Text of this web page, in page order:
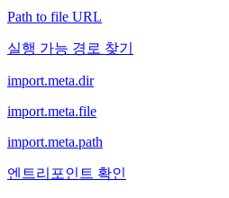
Path to file URL
실행 가능 경로 찾기
import.meta.dir
import.meta.file
import.meta.path
엔트리포인트 확인